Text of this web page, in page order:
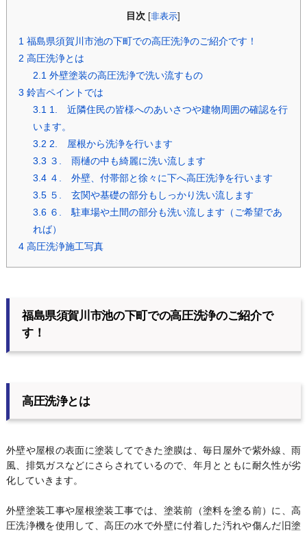
目次 [非表示
1 福島県須賀川市池の下町での高圧洗浄のご紹介です！
2 高圧洗浄とは
2.1 外壁塗装の高圧洗浄で洗い流すもの
3 鈴吉ペイントでは
3.1 1. 近隣住民の皆様へのあいさつや建物周囲の確認を行
います。
3.2 2. 屋根から洗浄を行います
3.3 ３. 雨樋の中も綺麗に洗い流します
3.4４. 外壁、付帯部と徐々に下へ高圧洗浄を行います
3.5５. 玄関や基礎の部分もしっかり洗い流します
3.6６. 駐車場や土間の部分も洗い流します（ご希望であ
れば）
4高圧洗浄施工写真
福島県須賀川市池の下町での高圧洗浄のご紹介で
す！
高圧洗浄とは
外壁や屋根の表面に塗装してできた塗膜は、毎日屋外で紫外線、雨
風、排気ガスなどにさらされているので、年月とともに耐久性が劣
化していきます。
外壁塗装工事や屋根塗装工事では、塗装前（塗料を塗る前）に、高
圧洗浄機を使用して、高圧の水で外壁に付着した汚れや傷んだ旧塗